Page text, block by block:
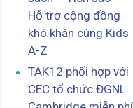
Hỗ trợ cộng đồng
khó khăn cùng Kids
A-Z
TAK12 phối hợp với
CEC tổ chức ĐGNL